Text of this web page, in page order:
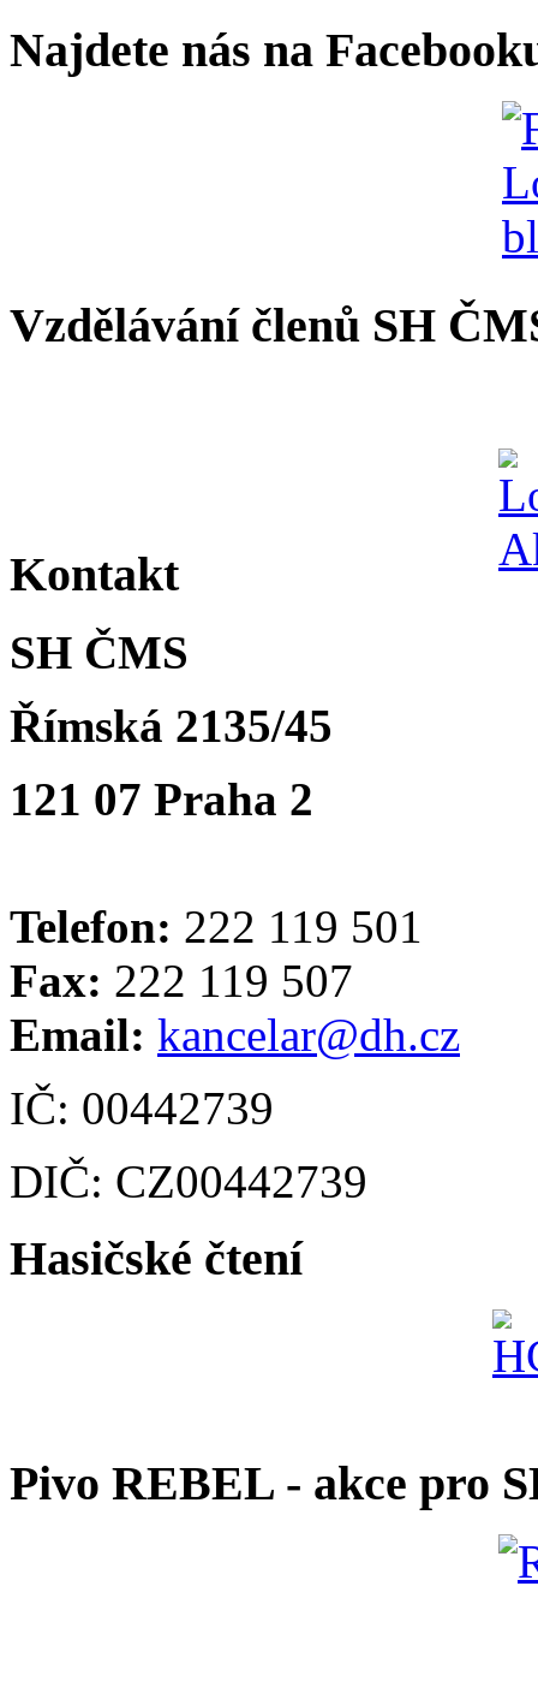
Najdete nás na
Vzdělávání členů SH
Kontakt
SH ČMS
Římská 2135/45
121 07 Praha 2
Telefon: 222 119 501
Fax: 222 119 507
Email: kancelar@dh.cz
IČ: 00442739
DIČ: CZ00442739
Hasičské čtení
Pivo REBEL - akce pro